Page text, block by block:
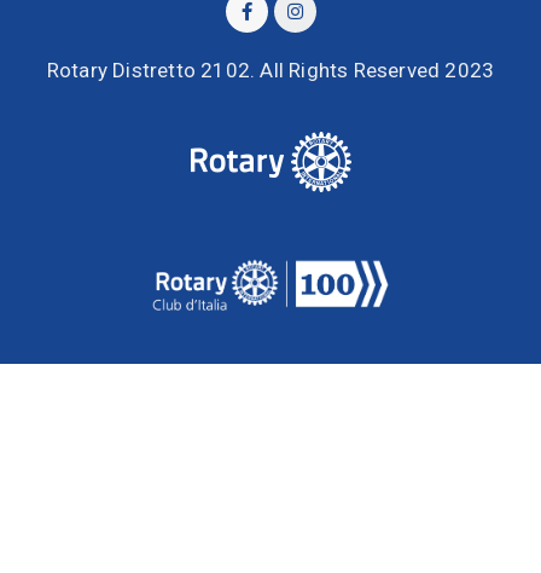
Rotary Distretto 2102. All Rights Reserved 2023